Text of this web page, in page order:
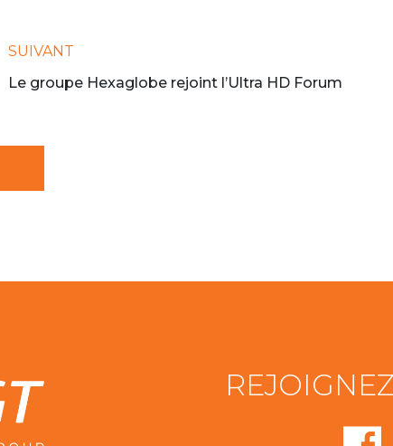
SUIVANT
Le groupe Hexaglobe rejoint l’Ultra HD Forum